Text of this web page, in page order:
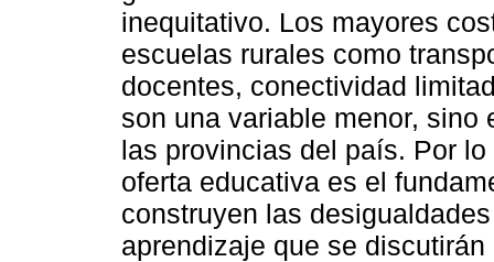
inequitativo. Los mayores
escuelas rurales como
docentes, conectividad
son una variable menor,
las provincias del país. Por
oferta educativa es el
construyen las
aprendizaje que se